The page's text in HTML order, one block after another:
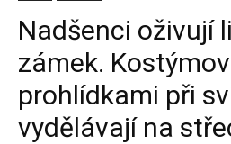
Nadšenci oživují
zámek.
prohlídkami při
vydělávají na